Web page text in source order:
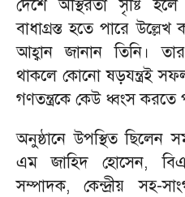
দেশে অস্থিরতা সৃষ্টি হলে
বাধাগ্রস্ত হতে পারে
আহ্বান জানান তিনি।
থাকলে কোনো ষড়যন্ত্রই
গণতন্ত্রকে কেউ ধ্বংস করতে
অনুষ্ঠানে উপস্থিত ছিলেন
এম জাহিদ হোসেন,
সম্পাদক, কেন্দ্রীয় সহ-